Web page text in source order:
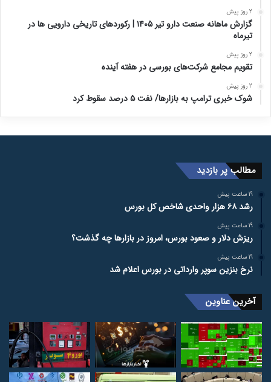
2 روز پیش
گزارش ماهانه صنعت دارو تیر ۱۴۰۵ | رکوردهای تاریخی دارویی ها در
تیرماه
2 روز پیش
تقویم مجامع شرکت‌های بورسی در هفته آینده
2 روز پیش
شوک خبری ترامپ به بازارها/ نفت ۵ درصد سقوط کرد
مطالب پر بازدید
19 ساعت پیش
رشد ۶۸ هزار واحدی شاخص کل بورس
19 ساعت پیش
ریزش دلار و صعود بورس، امروز در بازارها چه گذشت؟
19 ساعت پیش
نرخ بنزین سوپر وارداتی در بورس اعلام شد
آخرین عناوین